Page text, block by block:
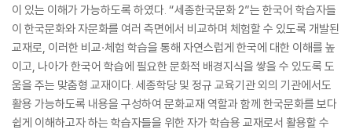
이 있는 이해가 가능하도록 하였다. “세종한국문화 2”는 한국어 학습자들
이 한국문화와 자문화를 여러 측면에서 비교하며 체험할 수 있도록 개발된
교재로, 이러한 비교·체험 학습을 통해 자연스럽게 한국에 대한 이해를 높
이고, 나아가 한국어 학습에 필요한 문화적 배경지식을 쌓을 수 있도록 도
움을 주는 맞춤형 교재이다. 세종학당 및 정규 교육기관 외의 기관에서도
활용 가능하도록 내용을 구성하여 문화교재 역할과 함께 한국문화를 보다
쉽게 이해하고자 하는 학습자들을 위한 자가 학습용 교재로서 활용할 수